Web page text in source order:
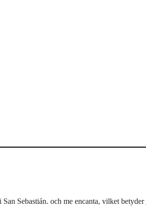
Sebastián. och me encanta, vilket betyder